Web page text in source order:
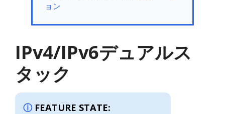
ョン
IPv4/IPv6デュアルス
タック
FEATURE STATE: